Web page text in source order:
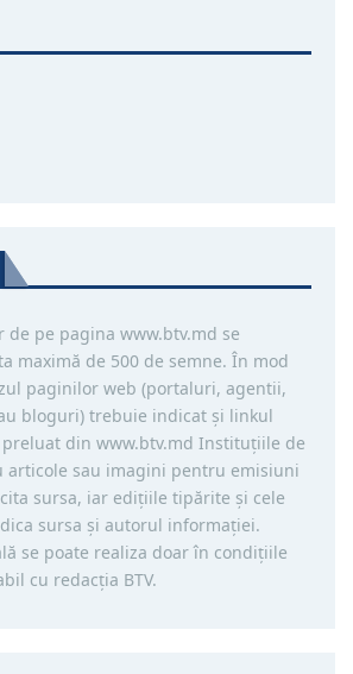
de pe pagina www.btv.md se
maximă de 500 de semne. În mod
paginilor web (portaluri, agentii,
bloguri) trebuie indicat şi linkul
din www.btv.md Instituţiile de
articole sau imagini pentru emisiuni
sursa, iar ediţiile tipărite și cele
sursa şi autorul informaţiei.
se poate realiza doar în condiţiile
cu redacţia BTV.